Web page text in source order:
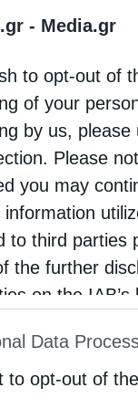
- Media.gr
to opt-out of
of your
by us,
Please
you may
information
to third parties
the further
on the
of
parties.
Data
to opt-out of
αγρυπνούσε
λάθος. Όμως,